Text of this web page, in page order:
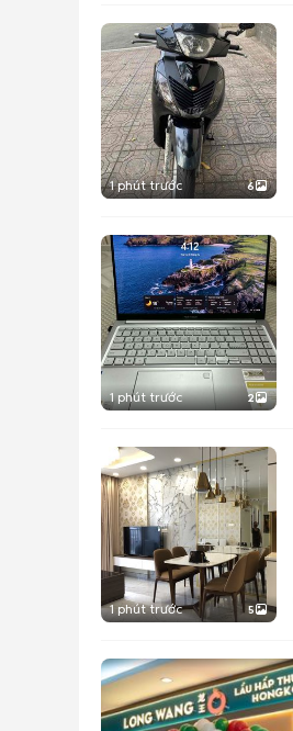
1 phút trước 6
1 phút trước 2
1 phút trước 5